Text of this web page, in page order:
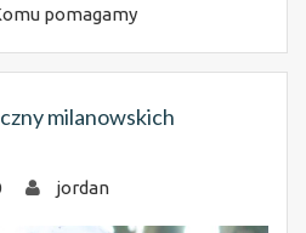
pomagamy
milanowskich
jordan